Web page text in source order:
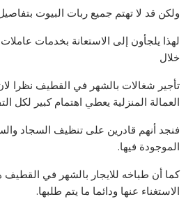
ولكن قد لا تهتم جميع ربات البيوت
لهذا يلجأون إلى الاستعانة بخدمات
خلال
تأجير شغالات بالشهر في القطيف نظرا
العمالة المنزلية يعطي اهتمام كبير لكل
فنجد أنهم قادرين على تنظيف السجاد
الموجودة فيها.
كما أن طباخه للايجار بالشهر في القطيف
الاستغناء عنها ودائما ما يتم طلبها.